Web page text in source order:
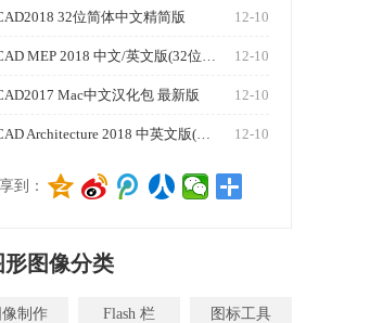
12-10
32位简体中文精简版
12-10
AutoCAD MEP 2018 中文/英文版(32位/64位)
12-10
Mac中文汉化包 最新版
12-10
AutoCAD Architecture 2018 中英文版(32位/64位)
到：
形图像分类
像制作 Flash 栏 图标工具